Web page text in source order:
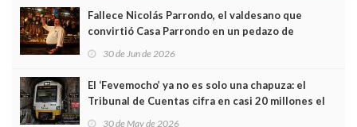
Fallece Nicolás Parrondo, el valdesano que
convirtió Casa Parrondo en un pedazo de
Asturias en Madrid
30 de Jun de 2026
El ‘Fevemocho’ ya no es solo una chapuza: el
Tribunal de Cuentas cifra en casi 20 millones el
sobrecoste de los trenes que no cabían por los
30 de May de 2026